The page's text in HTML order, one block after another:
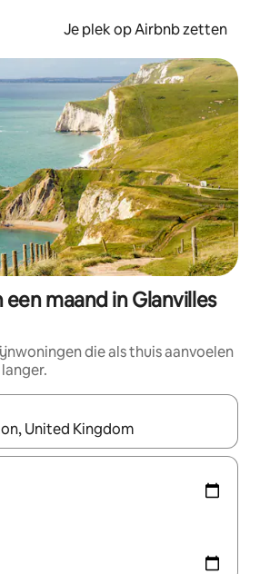
Je plek op Airbnb zetten
maand in Glanvilles
die als thuis aanvoelen
beschikbaar zijn, maak je een keuze